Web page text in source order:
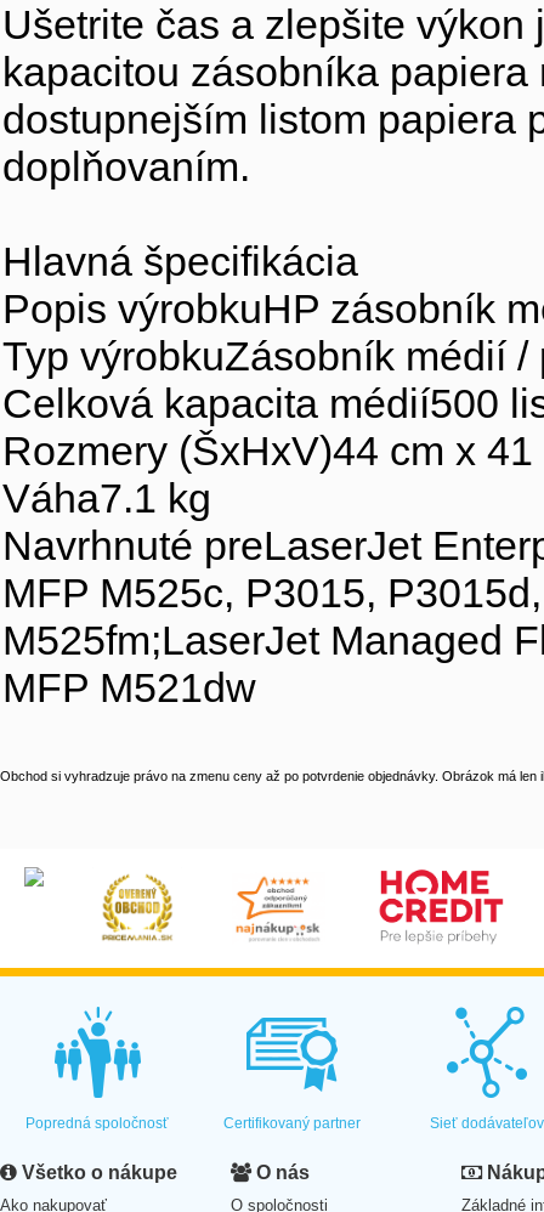
Ušetrite čas a zlepšite
kapacitou zásobníka
dostupnejším listom papiera
doplňovaním.
Hlavná špecifikácia
Popis výrobkuHP zásobník
Typ výrobkuZásobník médií /
Celková kapacita médií500
Rozmery (ŠxHxV)44 cm x
Váha7.1 kg
Navrhnuté preLaserJet
MFP M525c, P3015,
M525fm;LaserJet Managed
MFP M521dw
Obchod si vyhradzuje právo na zmenu ceny až po potvrdenie objednávky. Obrázok má len
Popredná spoločnosť Certifikovaný partner Sieť dodávateľov
Všetko o nákupe
Ako nakupovať
O nás
O spoločnosti
Základné